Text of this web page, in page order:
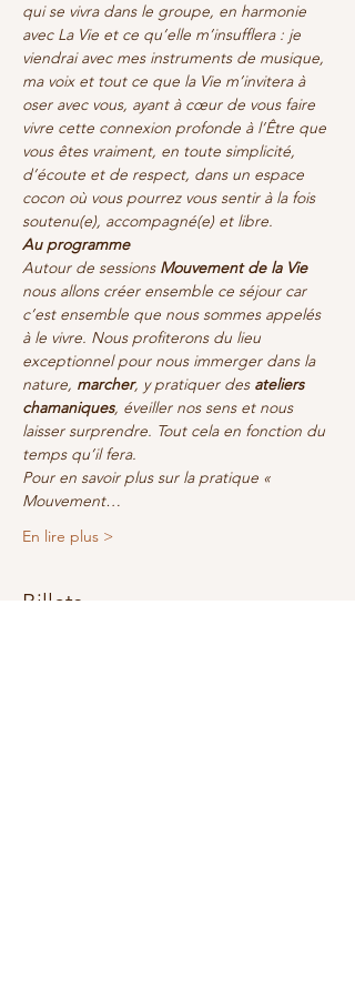
qui se vivra dans le groupe, en harmonie
avec La Vie et ce qu’elle m’insufflera : je
viendrai avec mes instruments de musique,
ma voix et tout ce que la Vie m’invitera à
oser avec vous, ayant à cœur de vous faire
vivre cette connexion profonde à l’Être que
vous êtes vraiment, en toute simplicité,
d’écoute et de respect, dans un espace
cocon où vous pourrez vous sentir à la fois
soutenu(e), accompagné(e) et libre.
Au programme
Autour de sessions Mouvement de la Vie
nous allons créer ensemble ce séjour car
c’est ensemble que nous sommes appelés
à le vivre. Nous profiterons du lieu
exceptionnel pour nous immerger dans la
nature, marcher, y pratiquer des ateliers
chamaniques, éveiller nos sens et nous
laisser surprendre. Tout cela en fonction du
temps qu’il fera.
Pour en savoir plus sur la pratique «
Mouvement…
En lire plus >
Billets